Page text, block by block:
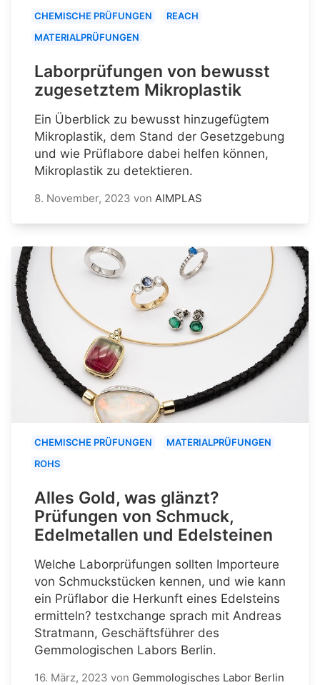
CHEMISCHE PRÜFUNGEN
REACH
MATERIALPRÜFUNGEN
Laborprüfungen von bewusst
zugesetztem Mikroplastik
Ein Überblick zu bewusst hinzugefügtem
Mikroplastik, dem Stand der Gesetzgebung
und wie Prüflabore dabei helfen können,
Mikroplastik zu detektieren.
8. November, 2023 von AIMPLAS
CHEMISCHE PRÜFUNGEN
MATERIALPRÜFUNGEN
ROHS
Alles Gold, was glänzt?
Prüfungen von Schmuck,
Edelmetallen und Edelsteinen
Welche Laborprüfungen sollten Importeure
von Schmuckstücken kennen, und wie kann
ein Prüflabor die Herkunft eines Edelsteins
ermitteln? testxchange sprach mit Andreas
Stratmann, Geschäftsführer des
Gemmologischen Labors Berlin.
16. März, 2023 von Gemmologisches Labor Berlin